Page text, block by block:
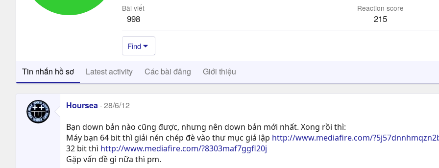
Bài viết
998
Reaction score
215
Find
Tin nhắn hồ sơ Latest activity Các bài đăng Giới thiệu
Hoursea 28/6/12
Bạn down bản nào cũng được, nhưng nên down bản mới nhất. Xong rồi thì:
Máy bạn 64 bit thì giải nén chép đè vào thư mục giả lập http://www.mediafire.com/
32 bit thì http://www.mediafire.com/?8303maf7ggfl20j
Gặp vấn đề gì nữa thì pm.